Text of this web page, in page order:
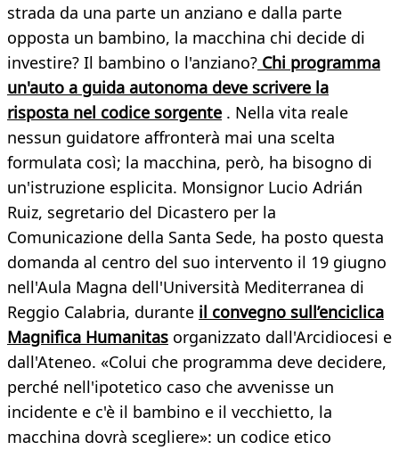
strada da una parte un anziano e dalla parte
opposta un bambino, la macchina chi decide di
investire? Il bambino o l'anziano? Chi programma
un'auto a guida autonoma deve scrivere la
risposta nel codice sorgente . Nella vita reale
nessun guidatore affronterà mai una scelta
formulata così; la macchina, però, ha bisogno di
un'istruzione esplicita. Monsignor Lucio Adrián
Ruiz, segretario del Dicastero per la
Comunicazione della Santa Sede, ha posto questa
domanda al centro del suo intervento il 19 giugno
nell'Aula Magna dell'Università Mediterranea di
Reggio Calabria, durante il convegno sull’enciclica
Magnifica Humanitas organizzato dall'Arcidiocesi e
dall'Ateneo. «Colui che programma deve decidere,
perché nell'ipotetico caso che avvenisse un
incidente e c'è il bambino e il vecchietto, la
macchina dovrà scegliere»: un codice etico